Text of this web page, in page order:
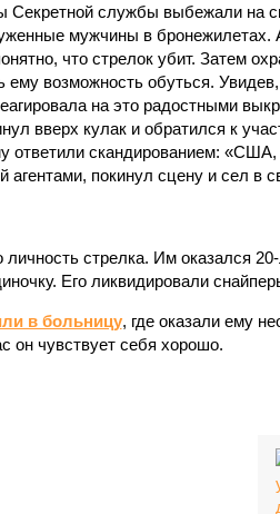
Секретной службы выбежали на
мужчины в бронежилетах.
что стрелок убит. Затем
ему возможность обуться.
на это радостными
вверх кулак и обратился к
ответили скандированием:
агентами, покинул сцену и сел в
стрелка. Им оказался
Его ликвидировали
в больницу, где оказали ему
он чувствует себя хорошо.